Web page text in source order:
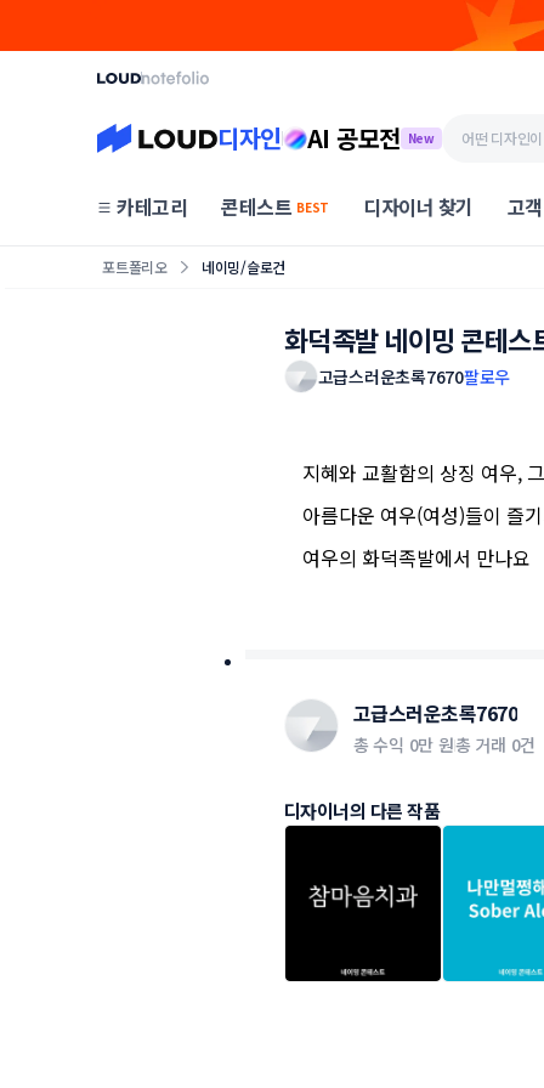
디자인 AI 공모전 New
카테고리 콘테스트 BEST 디자이너 찾기 고
포트폴리오 네이밍/슬로건
화덕족발 네이밍 콘테
고급스러운초록7670팔로우
지혜와 교활함의 상징 여우,
아름다운 여우(여성)들이 즐
여우의 화덕족발에서 만나요
고급스러운초록7670
총 수익 0만 원총 거래 0건
디자이너의 다른 작품